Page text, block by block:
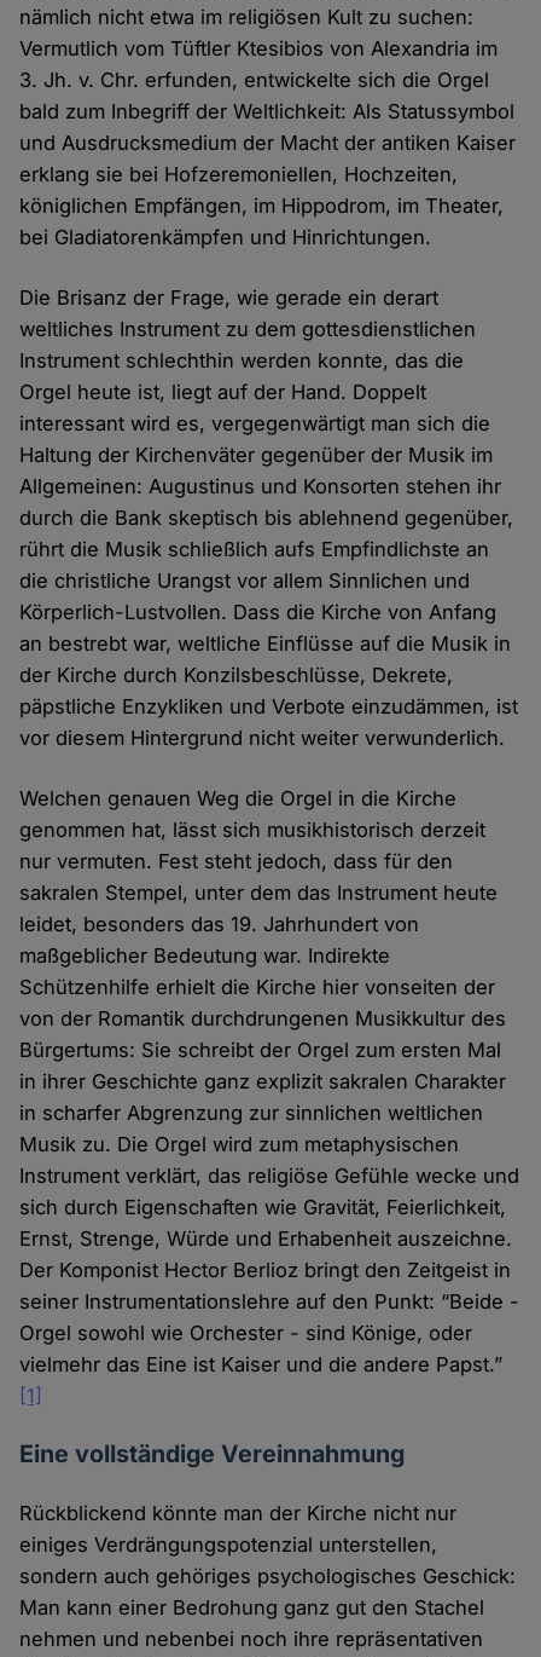
nämlich nicht etwa im religiösen Kult zu suchen:
Vermutlich vom Tüftler Ktesibios von Alexandria im
3. Jh. v. Chr. erfunden, entwickelte sich die Orgel
bald zum Inbegriff der Weltlichkeit: Als Statussymbol
und Ausdrucksmedium der Macht der antiken Kaiser
erklang sie bei Hofzeremoniellen, Hochzeiten,
königlichen Empfängen, im Hippodrom, im Theater,
bei Gladiatorenkämpfen und Hinrichtungen.
Die Brisanz der Frage, wie gerade ein derart
weltliches Instrument zu dem gottesdienstlichen
Instrument schlechthin werden konnte, das die
Orgel heute ist, liegt auf der Hand. Doppelt
interessant wird es, vergegenwärtigt man sich die
Haltung der Kirchenväter gegenüber der Musik im
Allgemeinen: Augustinus und Konsorten stehen ihr
durch die Bank skeptisch bis ablehnend gegenüber,
rührt die Musik schließlich aufs Empfindlichste an
die christliche Urangst vor allem Sinnlichen und
Körperlich-Lustvollen. Dass die Kirche von Anfang
an bestrebt war, weltliche Einflüsse auf die Musik in
der Kirche durch Konzilsbeschlüsse, Dekrete,
päpstliche Enzykliken und Verbote einzudämmen, ist
vor diesem Hintergrund nicht weiter verwunderlich.
Welchen genauen Weg die Orgel in die Kirche
genommen hat, lässt sich musikhistorisch derzeit
nur vermuten. Fest steht jedoch, dass für den
sakralen Stempel, unter dem das Instrument heute
leidet, besonders das 19. Jahrhundert von
maßgeblicher Bedeutung war. Indirekte
Schützenhilfe erhielt die Kirche hier vonseiten der
von der Romantik durchdrungenen Musikkultur des
Bürgertums: Sie schreibt der Orgel zum ersten Mal
in ihrer Geschichte ganz explizit sakralen Charakter
in scharfer Abgrenzung zur sinnlichen weltlichen
Musik zu. Die Orgel wird zum metaphysischen
Instrument verklärt, das religiöse Gefühle wecke und
sich durch Eigenschaften wie Gravität, Feierlichkeit,
Ernst, Strenge, Würde und Erhabenheit auszeichne.
Der Komponist Hector Berlioz bringt den Zeitgeist in
seiner Instrumentationslehre auf den Punkt: “Beide -
Orgel sowohl wie Orchester - sind Könige, oder
vielmehr das Eine ist Kaiser und die andere Papst.”
[1]
Eine vollständige Vereinnahmung
Rückblickend könnte man der Kirche nicht nur
einiges Verdrängungspotenzial unterstellen,
sondern auch gehöriges psychologisches Geschick:
Man kann einer Bedrohung ganz gut den Stachel
nehmen und nebenbei noch ihre repräsentativen